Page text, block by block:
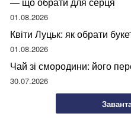
01.08.2026
Квіти Луцьк: як обрати
01.08.2026
Чай зі смородини: його
30.07.2026